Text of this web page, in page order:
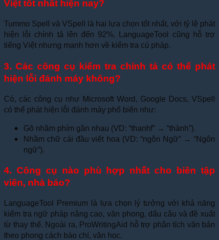
Việt tốt nhất hiện nay?
Tummo Spell và VSpell là hai lựa chọn tốt nhất, với tỷ lệ phát
hiện lỗi chính tả lên đến 92%. LanguageTool cũng hỗ trợ
tiếng Việt nhưng mạnh hơn về kiểm tra cú pháp.
3. Các công cụ kiểm tra chính tả có thể phát
hiện lỗi đánh máy không?
Có, các công cụ như Microsoft Word, Google Docs, VSpell
có thể phát hiện lỗi đánh máy phổ biến như:
Gõ nhầm phím gần nhau (VD: “thanhf” → “thành”).
Nhầm chữ cái đầu viết hoa (VD: “ngôn Ngữ” → “Ngôn
ngữ”).
4. Công cụ nào phù hợp nhất cho biên tập
viên, nhà báo?
LanguageTool Premium là lựa chọn lý tưởng với khả năng
kiểm tra ngữ pháp nâng cao, văn phong, dấu câu và đề xuất
từ thay thế. Ngoài ra, ProWritingAid hỗ trợ phân tích văn bản
theo phong cách báo chí, văn học.